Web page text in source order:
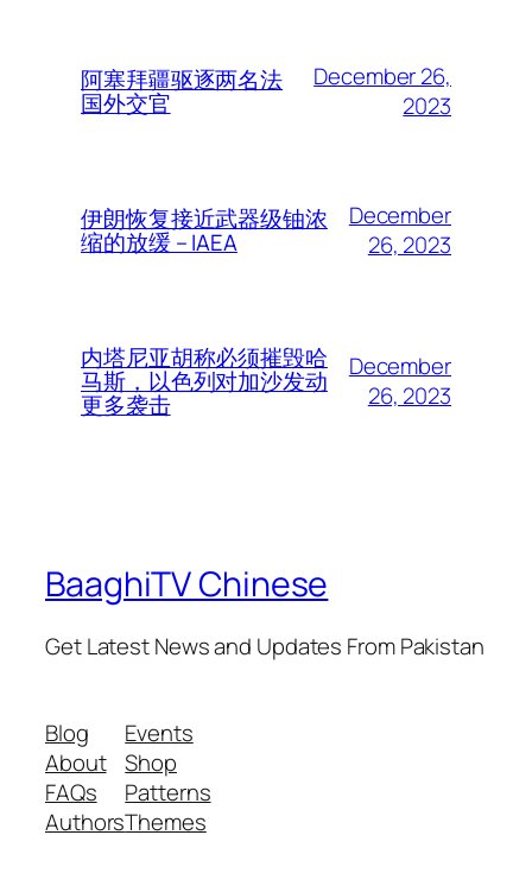
阿塞拜疆驱逐两名法
国外交官
December 26,
2023
伊朗恢复接近武器级铀浓
缩的放缓 – IAEA
December
26, 2023
内塔尼亚胡称必须摧毁哈
马斯，以色列对加沙发动
更多袭击
December
26, 2023
BaaghiTV Chinese
Get Latest News and Updates From Pakistan
Blog
About
FAQs
Authors
Events
Shop
Patterns
Themes